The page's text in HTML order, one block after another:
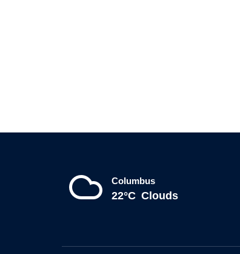
Columbus
22°C Clouds